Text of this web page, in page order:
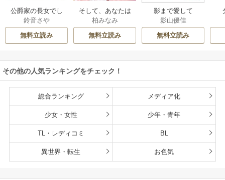
公爵家の長女でし
た
鈴音さや
無料立読み
そして、あなたは
私を捨てる
柏みなみ
無料立読み
影まで愛して
影山優佳
無料立読み
その他の人気ランキングをチェック！
総合ランキング メディア化
少女・女性 少年・青年
TL・レディコミ BL
異世界・転生 お色気